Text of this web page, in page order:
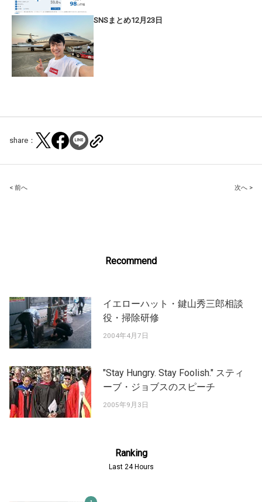
SNSまとめ12月23日
share：
Post
< 前へ 次へ >
Recommend
イエローハット・鍵山秀三郎相談
役・掃除研修
2004年4月7日
"Stay Hungry. Stay Foolish." スティ
ーブ・ジョブスのスピーチ
2005年9月3日
Ranking
Last 24 Hours